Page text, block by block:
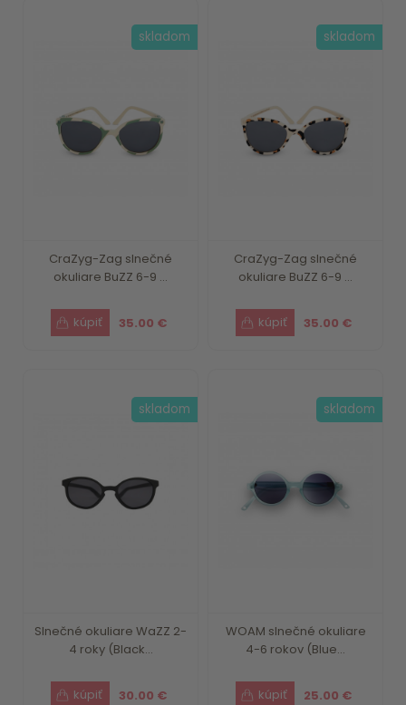
CraZyg-Zag slnečné
okuliare BuZZ 6-9 ...
35.00 €
skladom
CraZyg-Zag slnečné
okuliare BuZZ 6-9 ...
35.00 €
skladom
Slnečné okuliare WaZZ 2-
4 roky (Black...
30.00 €
skladom
WOAM slnečné okuliare
4-6 rokov (Blue...
25.00 €
skladom